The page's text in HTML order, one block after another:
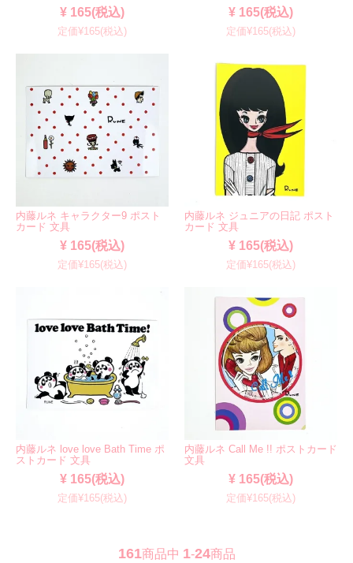
¥ 165(税込)
定価¥165(税込)
¥ 165(税込)
定価¥165(税込)
内藤ルネ キャラクター9 ポスト
カード 文具
¥ 165(税込)
定価¥165(税込)
内藤ルネ ジュニアの日記 ポスト
カード 文具
¥ 165(税込)
定価¥165(税込)
内藤ルネ love love Bath Time ポ
ストカード 文具
¥ 165(税込)
定価¥165(税込)
内藤ルネ Call Me !! ポストカード
文具
¥ 165(税込)
定価¥165(税込)
161商品中 1-24商品